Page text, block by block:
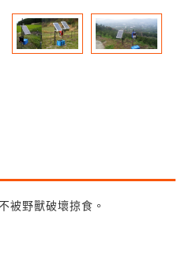
被野獸破壞掠食。